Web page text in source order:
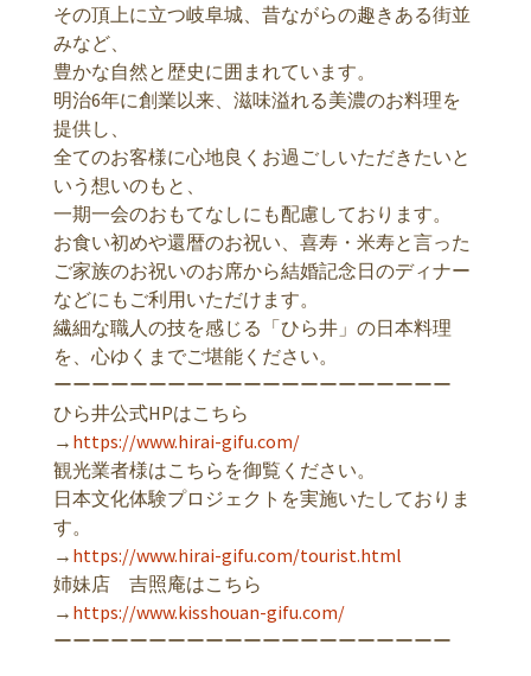
その頂上に立つ岐阜城、昔ながらの趣きある街並
みなど、
豊かな自然と歴史に囲まれています。
明治6年に創業以来、滋味溢れる美濃のお料理を
提供し、
全てのお客様に心地良くお過ごしいただきたいと
いう想いのもと、
一期一会のおもてなしにも配慮しております。
お食い初めや還暦のお祝い、喜寿・米寿と言った
ご家族のお祝いのお席から結婚記念日のディナー
などにもご利用いただけます。
繊細な職人の技を感じる「ひら井」の日本料理
を、心ゆくまでご堪能ください。
ーーーーーーーーーーーーーーーーーーーーー
ひら井公式HPはこちら
→ https://www.hirai-gifu.com/
観光業者様はこちらを御覧ください。
日本文化体験プロジェクトを実施いたしておりま
す。
→ https://www.hirai-gifu.com/tourist.html
姉妹店 吉照庵はこちら
→ https://www.kisshouan-gifu.com/
ーーーーーーーーーーーーーーーーーーーーー